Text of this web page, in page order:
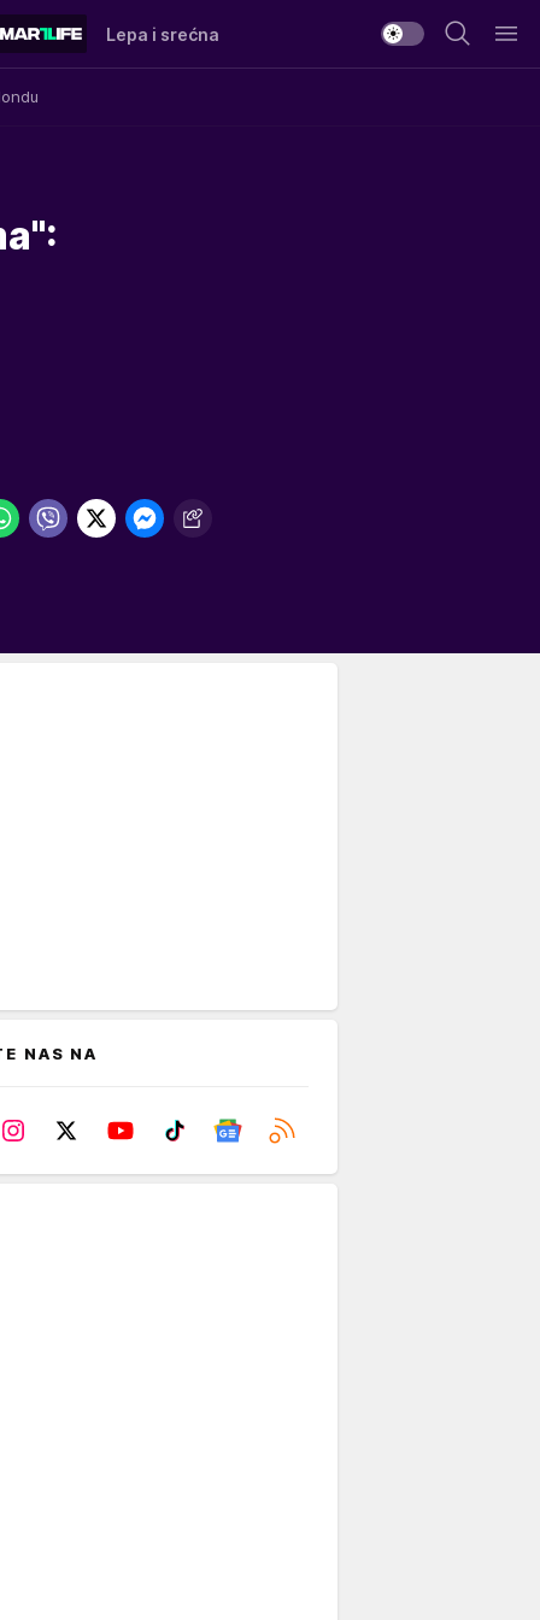
Lepa i srećna
NAS NA